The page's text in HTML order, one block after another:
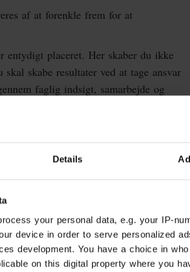
Details
your personal data, e.g. your IP-
device in order to serve personalized
development. You have a choice in
on this digital property where you
af at forenkle frem for at
entydigt placeret. Her skaber du ikke
skabe resultater ved at tage ansvar
faglig indsigt, samarbejde og
på, hvordan vi samarbejder i
høje ambitioner
af 17 chefer og tre direktører. Vi
løsninger og bidrager aktivt til den
ledelsesrum og betydelig
forventer vi, at du søger